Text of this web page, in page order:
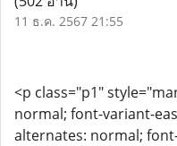
11 ธ.ค. 2567 21:55
<p class="p1"
normal; font-variant-
alternates: normal;